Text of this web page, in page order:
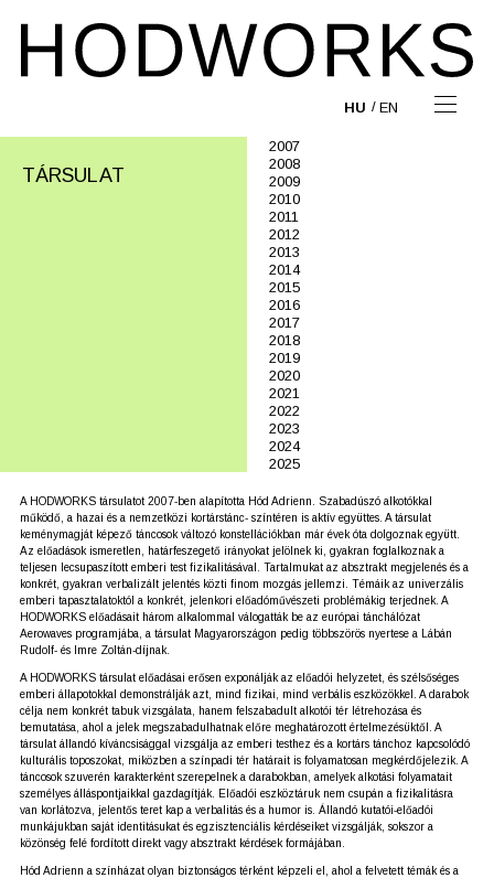
HU EN
TÁRSULAT
2007
2008
2009
2010
2011
2012
2013
2014
2015
2016
2017
2018
2019
2020
2021
2022
2023
2024
2025
A HODWORKS társulatot 2007-ben alapította Hód Adrienn. Szabadúszó alkotókkal
működő, a hazai és a nemzetközi kortárstánc- színtéren is aktív együttes. A társulat
keménymagját képező táncosok változó konstellációkban már évek óta dolgoznak együtt.
Az előadások ismeretlen, határfeszegető irányokat jelölnek ki, gyakran foglalkoznak a
teljesen lecsupaszított emberi test fizikalitásával. Tartalmukat az absztrakt megjelenés és a
konkrét, gyakran verbalizált jelentés közti finom mozgás jellemzi. Témáik az univerzális
emberi tapasztalatoktól a konkrét, jelenkori előadóművészeti problémákig terjednek. A
HODWORKS előadásait három alkalommal válogatták be az európai tánchálózat
Aerowaves programjába, a társulat Magyarországon pedig többszörös nyertese a Lábán
Rudolf- és Imre Zoltán-díjnak.
A HODWORKS társulat előadásai erősen exponálják az előadói helyzetet, és szélsőséges
emberi állapotokkal demonstrálják azt, mind fizikai, mind verbális eszközökkel. A darabok
célja nem konkrét tabuk vizsgálata, hanem felszabadult alkotói tér létrehozása és
bemutatása, ahol a jelek megszabadulhatnak előre meghatározott értelmezésüktől. A
társulat állandó kíváncsisággal vizsgálja az emberi testhez és a kortárs tánchoz kapcsolódó
kulturális toposzokat, miközben a színpadi tér határait is folyamatosan megkérdőjelezik. A
táncosok szuverén karakterként szerepelnek a darabokban, amelyek alkotási folyamatait
személyes álláspontjaikkal gazdagítják. Előadói eszköztáruk nem csupán a fizikalitásra
van korlátozva, jelentős teret kap a verbalitás és a humor is. Állandó kutatói-előadói
munkájukban saját identitásukat és egzisztenciális kérdéseiket vizsgálják, sokszor a
közönség felé fordított direkt vagy absztrakt kérdések formájában.
Hód Adrienn a színházat olyan biztonságos térként képzeli el, ahol a felvetett témák és a